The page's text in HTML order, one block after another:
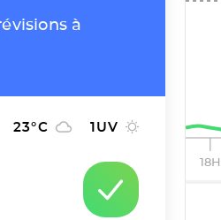
à
23°C 1UV
18H